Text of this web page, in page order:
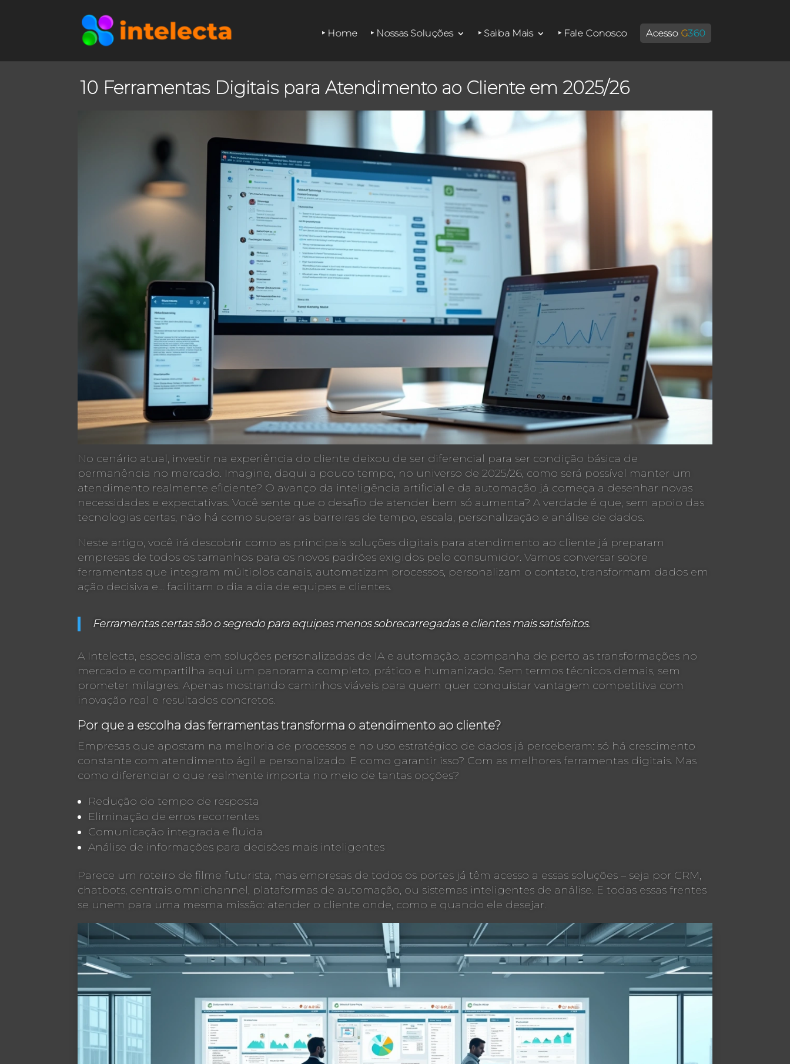
‣ Home ‣ Nossas Soluções ‣ Saiba Mais ‣ Fale Conosco Acesso G360
10 Ferramentas Digitais para Atendimento ao Cliente em 2025/26
No cenário atual, investir na experiência do cliente deixou de ser diferencial para ser condição básica de
permanência no mercado. Imagine, daqui a pouco tempo, no universo de 2025/26, como será possível manter um
atendimento realmente eficiente? O avanço da inteligência artificial e da automação já começa a desenhar novas
necessidades e expectativas. Você sente que o desafio de atender bem só aumenta? A verdade é que, sem apoio das
tecnologias certas, não há como superar as barreiras de tempo, escala, personalização e análise de dados.
Neste artigo, você irá descobrir como as principais soluções digitais para atendimento ao cliente já preparam
empresas de todos os tamanhos para os novos padrões exigidos pelo consumidor. Vamos conversar sobre
ferramentas que integram múltiplos canais, automatizam processos, personalizam o contato, transformam dados em
ação decisiva e… facilitam o dia a dia de equipes e clientes.
Ferramentas certas são o segredo para equipes menos sobrecarregadas e clientes mais satisfeitos.
A Intelecta, especialista em soluções personalizadas de IA e automação, acompanha de perto as transformações no
mercado e compartilha aqui um panorama completo, prático e humanizado. Sem termos técnicos demais, sem
prometer milagres. Apenas mostrando caminhos viáveis para quem quer conquistar vantagem competitiva com
inovação real e resultados concretos.
Por que a escolha das ferramentas transforma o atendimento ao cliente?
Empresas que apostam na melhoria de processos e no uso estratégico de dados já perceberam: só há crescimento
constante com atendimento ágil e personalizado. E como garantir isso? Com as melhores ferramentas digitais. Mas
como diferenciar o que realmente importa no meio de tantas opções?
Redução do tempo de resposta
Eliminação de erros recorrentes
Comunicação integrada e fluida
Análise de informações para decisões mais inteligentes
Parece um roteiro de filme futurista, mas empresas de todos os portes já têm acesso a essas soluções – seja por CRM,
chatbots, centrais omnichannel, plataformas de automação, ou sistemas inteligentes de análise. E todas essas frentes
se unem para uma mesma missão: atender o cliente onde, como e quando ele desejar.